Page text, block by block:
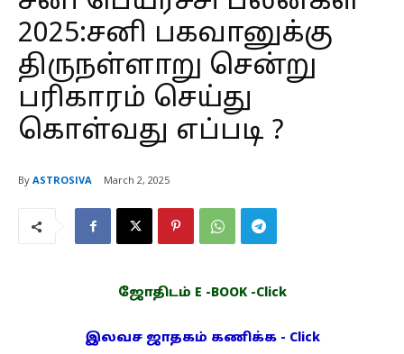
2025:சனி பகவானுக்கு
திருநள்ளாறு சென்று
பரிகாரம் செய்து
கொள்வது எப்படி ?
By ASTROSIVA March 2, 2025
ஜோதிடம் E -BOOK -Click
இலவச ஜாதகம் கணிக்க - Click